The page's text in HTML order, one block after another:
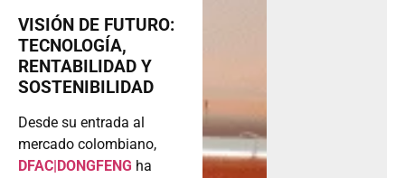
VISIÓN DE FUTURO:
TECNOLOGÍA,
RENTABILIDAD Y
SOSTENIBILIDAD
Desde su entrada al
mercado colombiano,
DFAC|DONGFENG ha